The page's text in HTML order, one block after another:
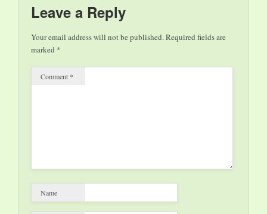
eine Kombination aus
Krimi, Wandern und
eine ungewöhnliche
Mischung
verschiedener Genres.
Wandern,…
Leave a Reply
Your email address will not be published.Required fields are
marked *
Comment *
Name